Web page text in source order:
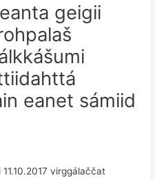
geigii
eanet sámiid
virggálaččat